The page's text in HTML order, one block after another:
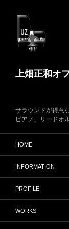
上畑正和オ
サラウンドが得意
ピアノ、リードオ
HOME
INFORMATION
PROFILE
WORKS